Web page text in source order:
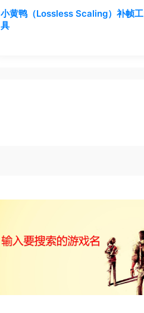
小黄鸭（Lossless Scaling）补帧工
具